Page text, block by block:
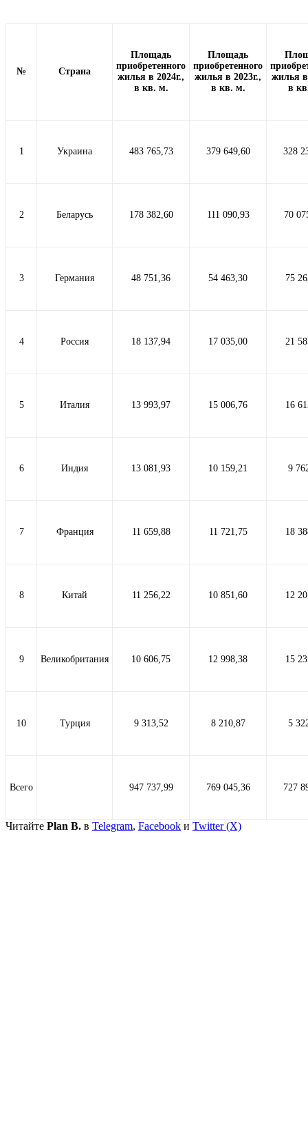
№ Страна
Площадь
приобретенного
жилья в 2024г.,
в кв. м.
Площадь
приобретенного
жилья в 2023г.,
в кв. м.
жилья в
в
1 Украина 483 765,73 379 649,60 328
2 Беларусь 178 382,60 111 090,93 70
3 Германия 48 751,36 54 463,30 75
4 Россия 18 137,94 17 035,00 21
5 Италия 13 993,97 15 006,76 16
6 Индия 13 081,93 10 159,21 9
7 Франция 11 659,88 11 721,75 18
8 Китай 11 256,22 10 851,60 12
9 Великобритания 10 606,75 12 998,38 15
10 Турция 9 313,52 8 210,87 5
Всего 947 737,99 769 045,36 727
Читайте Plan B. в Telegram, Facebook и Twitter (X)